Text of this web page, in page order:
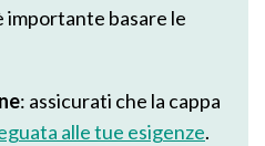
importante basare le
: assicurati che la cappa
alle tue esigenze.